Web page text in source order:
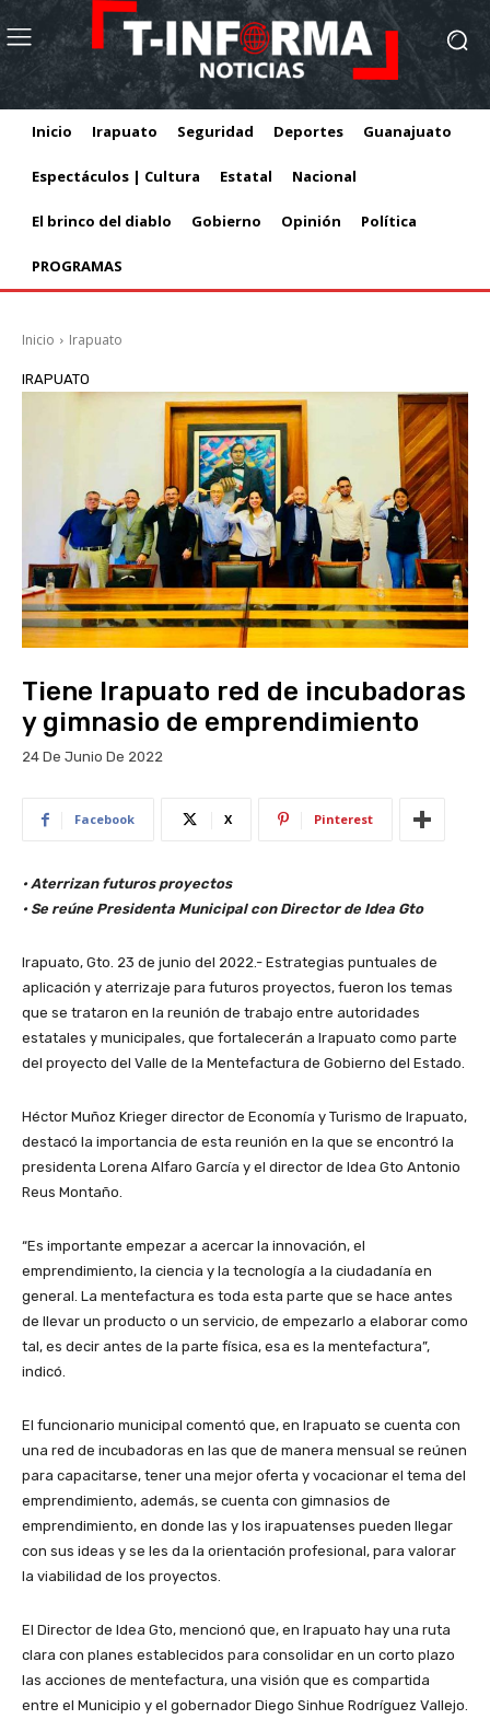
Inicio Irapuato Seguridad Deportes Guanajuato
Espectáculos | Cultura Estatal Nacional
El brinco del diablo Gobierno Opinión Política
PROGRAMAS
Inicio Irapuato
IRAPUATO
Tiene Irapuato red de incubadoras
y gimnasio de emprendimiento
24 De Junio De 2022
Facebook X Pinterest
• Aterrizan futuros proyectos
• Se reúne Presidenta Municipal con Director de Idea Gto
Irapuato, Gto. 23 de junio del 2022.- Estrategias puntuales de
aplicación y aterrizaje para futuros proyectos, fueron los temas
que se trataron en la reunión de trabajo entre autoridades
estatales y municipales, que fortalecerán a Irapuato como parte
del proyecto del Valle de la Mentefactura de Gobierno del Estado.
Héctor Muñoz Krieger director de Economía y Turismo de Irapuato,
destacó la importancia de esta reunión en la que se encontró la
presidenta Lorena Alfaro García y el director de Idea Gto Antonio
Reus Montaño.
“Es importante empezar a acercar la innovación, el
emprendimiento, la ciencia y la tecnología a la ciudadanía en
general. La mentefactura es toda esta parte que se hace antes
de llevar un producto o un servicio, de empezarlo a elaborar como
tal, es decir antes de la parte física, esa es la mentefactura”,
indicó.
El funcionario municipal comentó que, en Irapuato se cuenta con
una red de incubadoras en las que de manera mensual se reúnen
para capacitarse, tener una mejor oferta y vocacionar el tema del
emprendimiento, además, se cuenta con gimnasios de
emprendimiento, en donde las y los irapuatenses pueden llegar
con sus ideas y se les da la orientación profesional, para valorar
la viabilidad de los proyectos.
El Director de Idea Gto, mencionó que, en Irapuato hay una ruta
clara con planes establecidos para consolidar en un corto plazo
las acciones de mentefactura, una visión que es compartida
entre el Municipio y el gobernador Diego Sinhue Rodríguez Vallejo.